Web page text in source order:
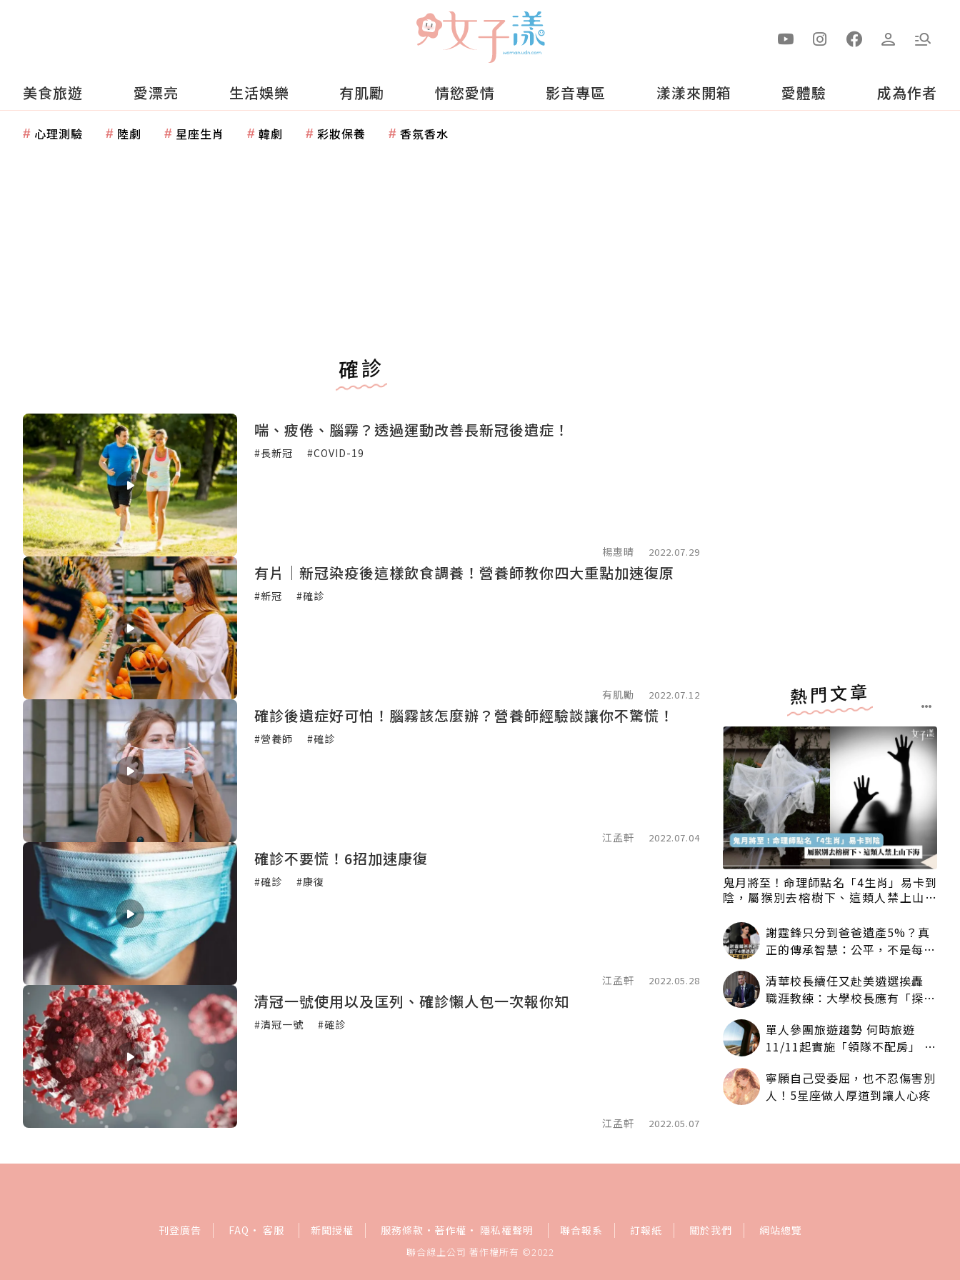
美食旅遊 愛漂亮 生活娛樂 有肌勵 情慾愛情 影音專區 漾漾來開箱 愛體驗 成為作者
心理測驗 陸劇 星座生肖 韓劇 彩妝保養 香氛香水
確診
喘、疲倦、腦霧？透過運動改善長新冠後遺症！
#長新冠 #COVID-19
楊惠晴 2022.07.29
有片｜新冠染疫後這樣飲食調養！營養師教你四大重點加速復原
#新冠 #確診
有肌勵 2022.07.12
確診後遺症好可怕！腦霧該怎麼辦？營養師經驗談讓你不驚慌！
#營養師 #確診
江孟軒 2022.07.04
確診不要慌！6招加速康復
#確診 #康復
江孟軒 2022.05.28
清冠一號使用以及匡列、確診懶人包一次報你知
#清冠一號 #確診
江孟軒 2022.05.07
熱門文章
鬼月將至！命理師點名「4生肖」易卡到
陰，屬猴別去榕樹下、這類人禁上山下
謝霆鋒只分到爸爸遺產5%？真
正的傳承智慧：公平，不是每個
清華校長續任又赴美遴選挨轟
職涯教練：大學校長應有「探
單人參團旅遊趨勢 何時旅遊
11/11起實施「領隊不配房」 落
寧願自己受委屈，也不忍傷害別
人！5星座做人厚道到讓人心疼
刊登廣告 FAQ · 客服 新聞授權 服務條款 · 著作權 · 隱私權聲明 聯合報系 訂報紙 關於我們 網站總覽
聯合線上公司 著作權所有 ©2022